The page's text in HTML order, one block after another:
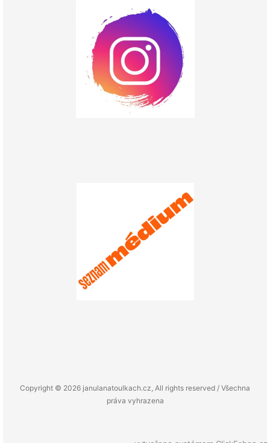
Copyright © 2026 janulanatoulkach.cz, All rights reserved / Všechna
práva vyhrazena